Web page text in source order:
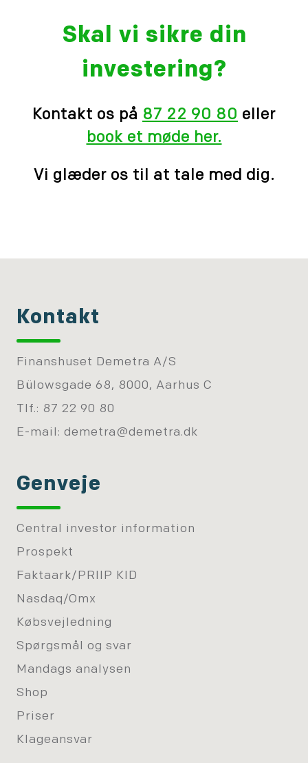
Skal vi sikre din
investering?
Kontakt os på 87 22 90 80 eller
book et møde her.
Vi glæder os til at tale med dig.
Kontakt
Finanshuset Demetra A/S
Bülowsgade 68, 8000, Aarhus C
Tlf.: 87 22 90 80
E-mail: demetra@demetra.dk
Genveje
Central investor information
Prospekt
Faktaark/PRIIP KID
Nasdaq/Omx
Købsvejledning
Spørgsmål og svar
Mandags analysen
Shop
Priser
Klageansvar